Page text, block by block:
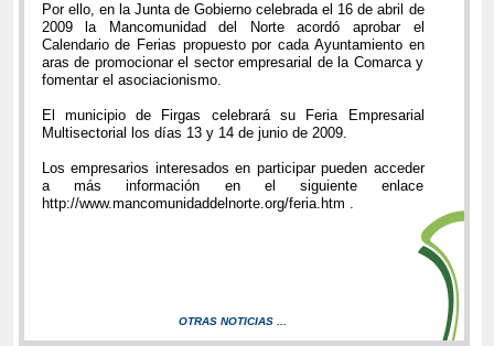
Por ello, en la Junta de Gobierno celebrada el 16 de abril de
2009 la Mancomunidad del Norte acordó aprobar el
Calendario de Ferias propuesto por cada Ayuntamiento en
aras de promocionar el sector empresarial de la Comarca y
fomentar el asociacionismo.
El municipio de Firgas celebrará su Feria Empresarial
Multisectorial los días 13 y 14 de junio de 2009.
Los empresarios interesados en participar pueden acceder
a más información en el siguiente enlace
http://www.mancomunidaddelnorte.org/feria.htm .
OTRAS NOTICIAS ...